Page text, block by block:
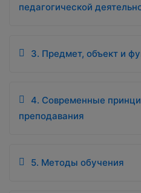
педагогической
3. Предмет, объект и
4. Современные
преподавания
5. Методы обучения